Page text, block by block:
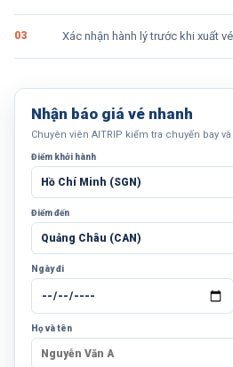
03 Xác nhận hành lý trước khi xuất
Nhận báo giá vé nhanh
Chuyên viên AITRIP kiểm tra chuyến bay
Điểm khởi hành
Điểm đến
Ngày đi
Họ và tên